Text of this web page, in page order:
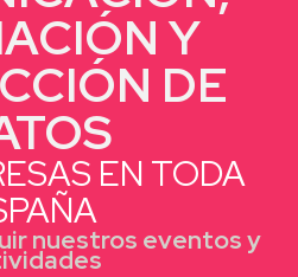
Y
DE
EN TODA
nuestros eventos y